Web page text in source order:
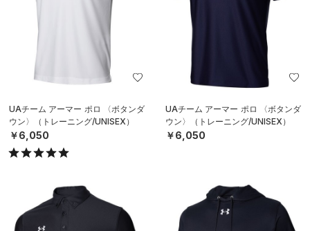
UAチーム アーマー ポロ 〈ボタンダ
ウン〉（トレーニング/UNISEX）
￥6,050
UAチーム アーマー ポロ 〈ボタンダ
ウン〉（トレーニング/UNISEX）
￥6,050